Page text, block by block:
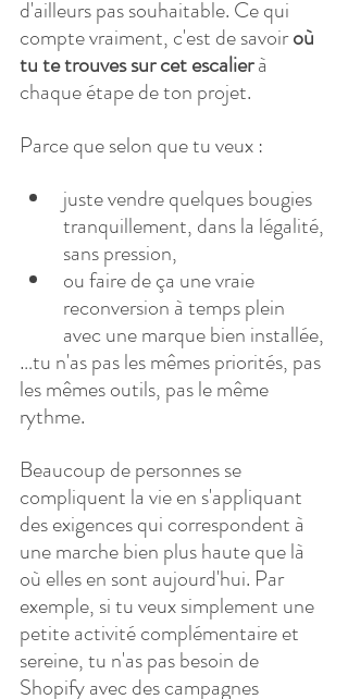
d'ailleurs pas souhaitable. Ce qui
compte vraiment, c'est de savoir où
tu te trouves sur cet escalier à
chaque étape de ton projet.
Parce que selon que tu veux :
juste vendre quelques bougies
tranquillement, dans la légalité,
sans pression,
ou faire de ça une vraie
reconversion à temps plein
avec une marque bien installée,
…tu n'as pas les mêmes priorités, pas
les mêmes outils, pas le même
rythme.
Beaucoup de personnes se
compliquent la vie en s'appliquant
des exigences qui correspondent à
une marche bien plus haute que là
où elles en sont aujourd'hui. Par
exemple, si tu veux simplement une
petite activité complémentaire et
sereine, tu n'as pas besoin de
Shopify avec des campagnes